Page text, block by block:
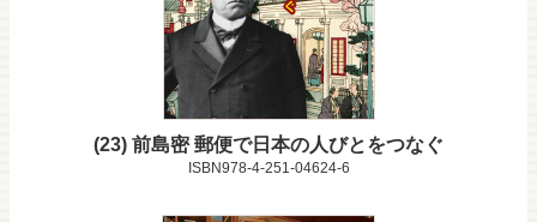
23 前島密 郵便で日本の人びとをつなぐ
ISBN978-4-251-04624-6